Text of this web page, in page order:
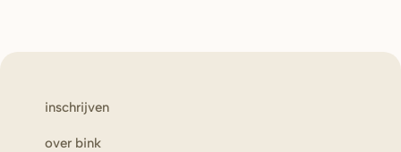
inschrijven
over bink